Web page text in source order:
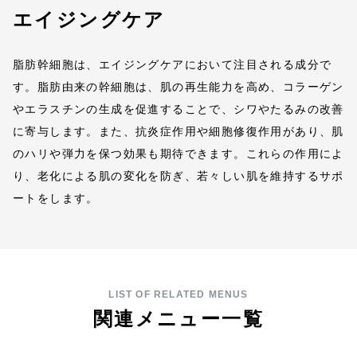
エイジングケア
脂肪幹細胞は、エイジングケアにおいて注目される成分で
す。脂肪由来の幹細胞は、肌の再生能力を高め、コラーゲン
やエラスチンの生成を促進することで、シワやたるみの改善
に寄与します。また、抗炎症作用や細胞修復作用があり、肌
のハリや弾力を保つ効果も期待できます。これらの作用によ
り、老化による肌の変化を防ぎ、若々しい肌を維持するサポ
ートをします。
LIST OF RELATED MENUS
関連メニュー一覧